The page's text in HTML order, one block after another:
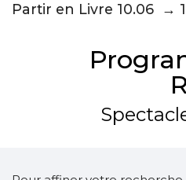
Partir en Livre 10.06 →